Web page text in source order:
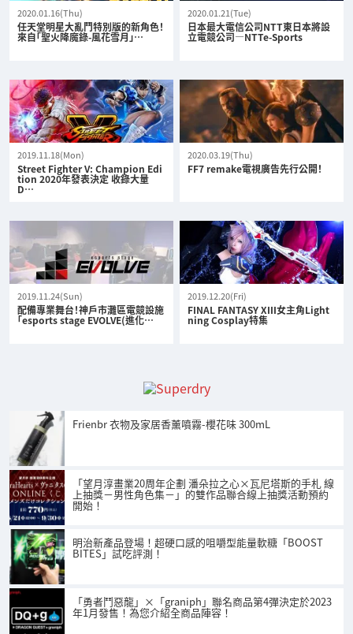
2020.01.16(Thu)
任天堂明星大亂鬥特別版的新角色！
來自「聖火降魔錄-風花雪月」…
2020.01.21(Tue)
日本最大電信公司NTT東日本將設
立電競公司—NTTe-Sports
2019.11.18(Mon)
Street Fighter V: Champion Edi
tion 2020年發表決定 收錄大量
D…
2020.03.19(Thu)
FF7 remake電視廣告先行公開！
2019.11.24(Sun)
配備專業舞台！神戶市灘區電競設施
「esports stage EVOLVE(進化…
2019.12.20(Fri)
FINAL FANTASY XIII女主角Light
ning Cosplay特集
Frienbr 衣物及家居香薰噴霧-櫻花味 300mL
「望月淳畫業20周年企劃 潘朵拉之心×瓦尼塔斯的手札 線
上抽獎－男性角色集－」的雙作品聯合線上抽獎活動預約
開始！
明治新產品登場！超硬口感的咀嚼型能量軟糖「BOOST
BITES」試吃評測！
「勇者鬥惡龍」×「graniph」聯名商品第4彈決定於2023
年1月發售！為您介紹全商品陣容！